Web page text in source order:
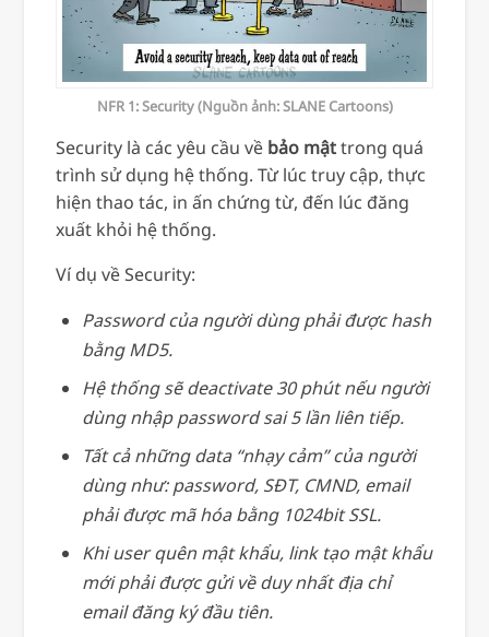
NFR 1: Security (Nguồn ảnh: SLANE Cartoons)
Security là các yêu cầu vềbảo mậttrong quá
trình sử dụng hệ thống. Từ lúc truy cập, thực
hiện thao tác, in ấn chứng từ, đến lúc đăng
xuất khỏi hệ thống.
Ví dụ về Security:
Password của người dùng phải được hash
bằng MD5.
Hệ thống sẽ deactivate 30 phút nếu người
dùng nhập password sai 5 lần liên tiếp.
Tất cả những data “nhạy cảm” của người
dùng như: password, SĐT, CMND, email
phải được mã hóa bằng 1024bit SSL.
Khi user quên mật khẩu, link tạo mật khẩu
mới phải được gửi về duy nhất địa chỉ
email đăng ký đầu tiên.